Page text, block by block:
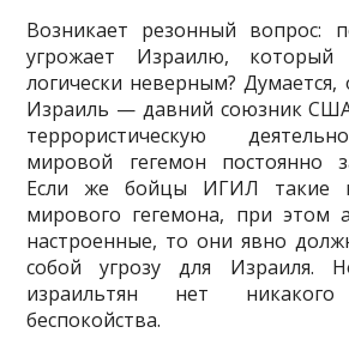
Возникает резонный вопрос:
угрожает Израилю, который
логически неверным?
Израиль — давний союзник
террористическую
мировой гегемон постоянно
Если же бойцы ИГИЛ такие
мирового гегемона, при этом
настроенные, то они явно
собой угрозу для Израиля.
израильтян нет
беспокойства.